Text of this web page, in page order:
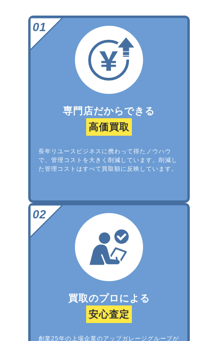
専門店だからできる
高価買取
長年リユースビジネスに携わって得たノウハウ
で、管理コストを大きく削減しています。削減し
た管理コストはすべて買取額に反映しています。
買取のプロによる
安心査定
創業25年の上場企業のアップガレージグループが